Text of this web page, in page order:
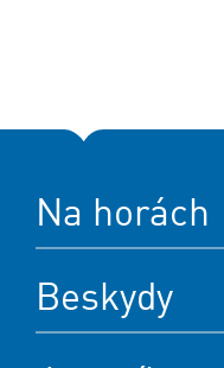
Na horách
Beskydy